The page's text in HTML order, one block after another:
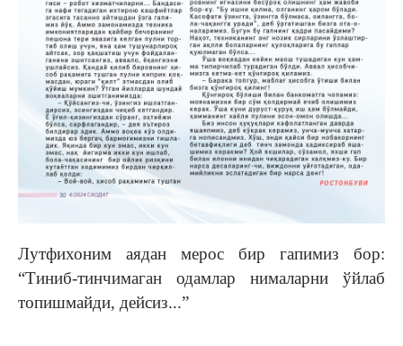
Лутфихоним аядан мерос бир гапимиз бор:
“Тиниб-тинчимаган одамлар нималарни ўйлаб
топишмайди, дейсиз...”